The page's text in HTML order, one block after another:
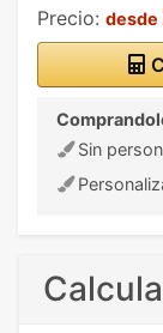
Precio: desde
Sin